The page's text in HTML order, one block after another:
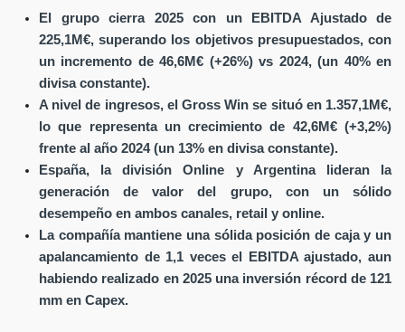
El grupo cierra 2025 con un EBITDA Ajustado de
225,1M€, superando los objetivos presupuestados, con
un incremento de 46,6M€ (+26%) vs 2024, (un 40% en
divisa constante).
A nivel de ingresos, el Gross Win se situó en 1.357,1M€,
lo que representa un crecimiento de 42,6M€ (+3,2%)
frente al año 2024 (un 13% en divisa constante).
España, la división Online y Argentina lideran la
generación de valor del grupo, con un sólido
desempeño en ambos canales, retail y online.
La compañía mantiene una sólida posición de caja y un
apalancamiento de 1,1 veces el EBITDA ajustado, aun
habiendo realizado en 2025 una inversión récord de 121
mm en Capex.